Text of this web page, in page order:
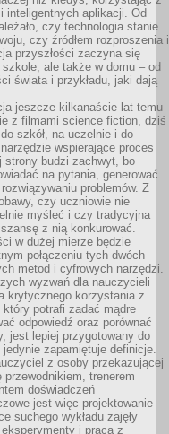
inteligentnych aplikacji. Od
czy technologia stanie
czy źródłem rozproszenia i
przyszłości zaczyna się
ale także w domu – od
świata i przykładu, jaki dają
jeszcze kilkanaście lat temu
z filmami science fiction, dziś
szkół, na uczelnie i do
wspierające proces
strony budzi zachwyt, bo
na pytania, generować
problemów. Z
czy uczniowie nie
myśleć i czy tradycyjna
z nią konkurować.
w dużej mierze będzie
połączeniu tych dwóch
metod i cyfrowych narzędzi.
wyzwań dla nauczycieli
krytycznego korzystania z
potrafi zadać mądre
odpowiedź oraz porównać
jest lepiej przygotowany do
zapamiętuje definicje.
z osoby przekazującej
trenerem
doświadczeń
jest więc projektowanie
suchego wykładu zajęły
i praca z